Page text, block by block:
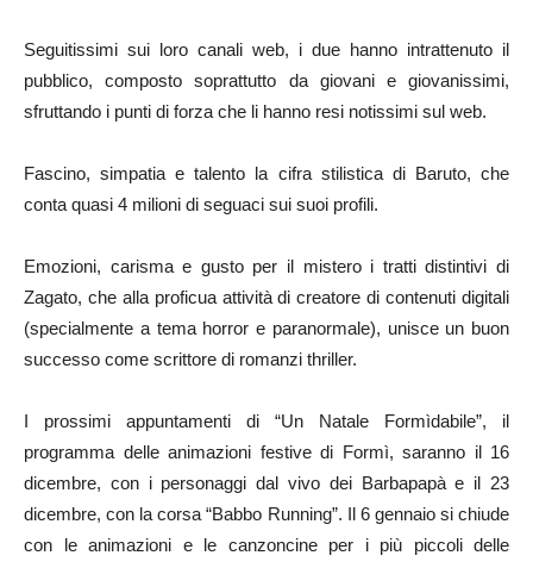
Seguitissimi sui loro canali web, i due hanno intrattenuto il
pubblico, composto soprattutto da giovani e giovanissimi,
sfruttando i punti di forza che li hanno resi notissimi sul web.
Fascino, simpatia e talento la cifra stilistica di Baruto, che
conta quasi 4 milioni di seguaci sui suoi profili.
Emozioni, carisma e gusto per il mistero i tratti distintivi di
Zagato, che alla proficua attività di creatore di contenuti digitali
(specialmente a tema horror e paranormale), unisce un buon
successo come scrittore di romanzi thriller.
I prossimi appuntamenti di “Un Natale Formìdabile”, il
programma delle animazioni festive di Formì, saranno il 16
dicembre, con i personaggi dal vivo dei Barbapapà e il 23
dicembre, con la corsa “Babbo Running”. Il 6 gennaio si chiude
con le animazioni e le canzoncine per i più piccoli delle